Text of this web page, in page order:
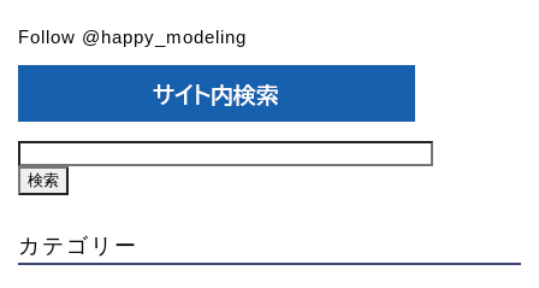
Follow @happy_modeling
カテゴリー